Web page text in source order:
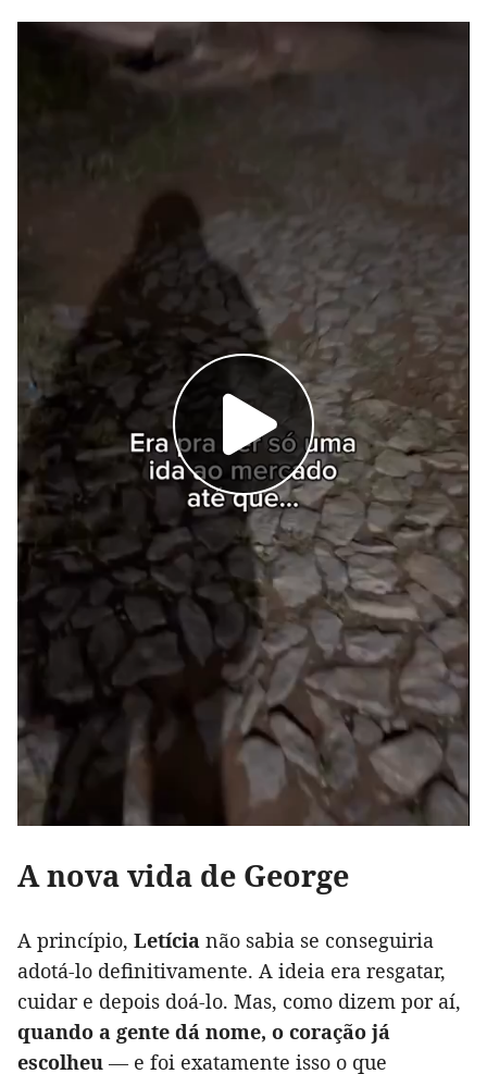
A nova vida de George
A princípio, Letícia não sabia se conseguiria
adotá-lo definitivamente. A ideia era resgatar,
cuidar e depois doá-lo. Mas, como dizem por aí,
quando a gente dá nome, o coração já
escolheu — e foi exatamente isso o que